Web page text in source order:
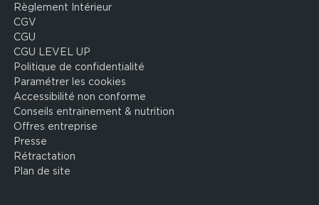
legal
Règlement Intérieur
CGV
CGU
CGU LEVEL UP
Politique de confidentialité
Paramétrer les cookies
Accessibilité non conforme
Conseils entrainement & nutrition
Offres entreprise
Presse
Rétractation
Plan de site